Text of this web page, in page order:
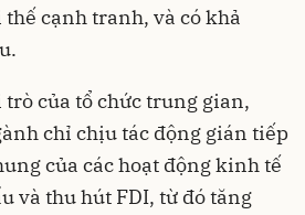
cạnh tranh, và có khả
trò của tổ chức trung gian,
chỉ chịu tác động gián tiếp
của các hoạt động kinh tế
và thu hút FDI, từ đó tăng